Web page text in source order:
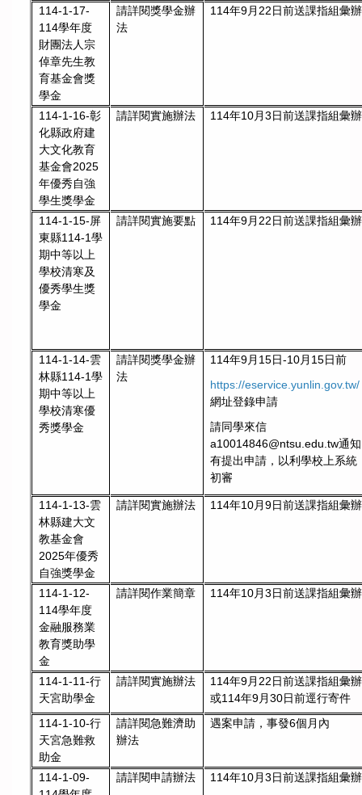
114-1-17-
114學年度
財團法人宗
倬章先生教
育基金會獎
學金
請詳閱獎學金辦
法
114年9月22日前送課指組彙辦
114-1-16-彰
化縣政府建
大文化教育
基金會2025
年優秀自強
學生獎學金
請詳閱實施辦法 114年10月3日前送課指組彙辦
114-1-15-屏
東縣114-1學
期中等以上
學校清寒及
優秀學生獎
學金
請詳閱實施要點 114年9月22日前送課指組彙辦
114-1-14-雲
林縣114-1學
期中等以上
學校清寒優
秀獎學金
請詳閱獎學金辦
法
114年9月15日-10月15日前
https://eservice.yunlin.gov.tw/
網址登錄申請
請同學來信
a10014846@ntsu.edu.tw通知
有提出申請，以利學校上系統
初審
114-1-13-雲
林縣建大文
教基金會
2025年優秀
自強獎學金
請詳閱實施辦法 114年10月9日前送課指組彙辦
114-1-12-
114學年度
金融服務業
教育獎助學
金
請詳閱作業簡章 114年10月3日前送課指組彙辦
114-1-11-行
天宮助學金
請詳閱實施辦法
114年9月22日前送課指組彙辦
或114年9月30日前逕行寄件
114-1-10-行
天宮急難救
助金
請詳閱急難濟助
辦法
遇案申請，事發6個月內
114-1-09-
請詳閱申請辦法 114年10月3日前送課指組彙辦